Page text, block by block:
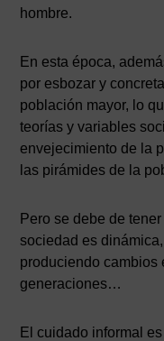
hombre.
En esta época,
por esbozar y
población mayor, lo
teorías y variables
envejecimiento de la
las pirámides de la
Pero se debe de
sociedad es
produciendo cambios
generaciones…
El cuidado informal